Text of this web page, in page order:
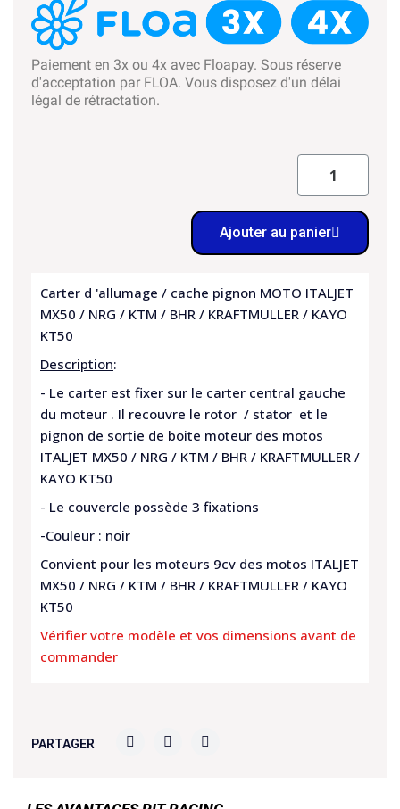
Paiement en 3x ou 4x avec Floapay. Sous réserve
d'acceptation par FLOA. Vous disposez d'un délai
légal de rétractation.
Ajouter au panier
Carter d 'allumage / cache pignon MOTO ITALJET
MX50 / NRG / KTM / BHR / KRAFTMULLER / KAYO
KT50
Description:
- Le carter est fixer sur le carter central gauche
du moteur . Il recouvre le rotor / stator et le
pignon de sortie de boite moteur des motos
ITALJET MX50 / NRG / KTM / BHR / KRAFTMULLER /
KAYO KT50
- Le couvercle possède 3 fixations
-Couleur : noir
Convient pour les moteurs 9cv des motos ITALJET
MX50 / NRG / KTM / BHR / KRAFTMULLER / KAYO
KT50
Vérifier votre modèle et vos dimensions avant de
commander
PARTAGER